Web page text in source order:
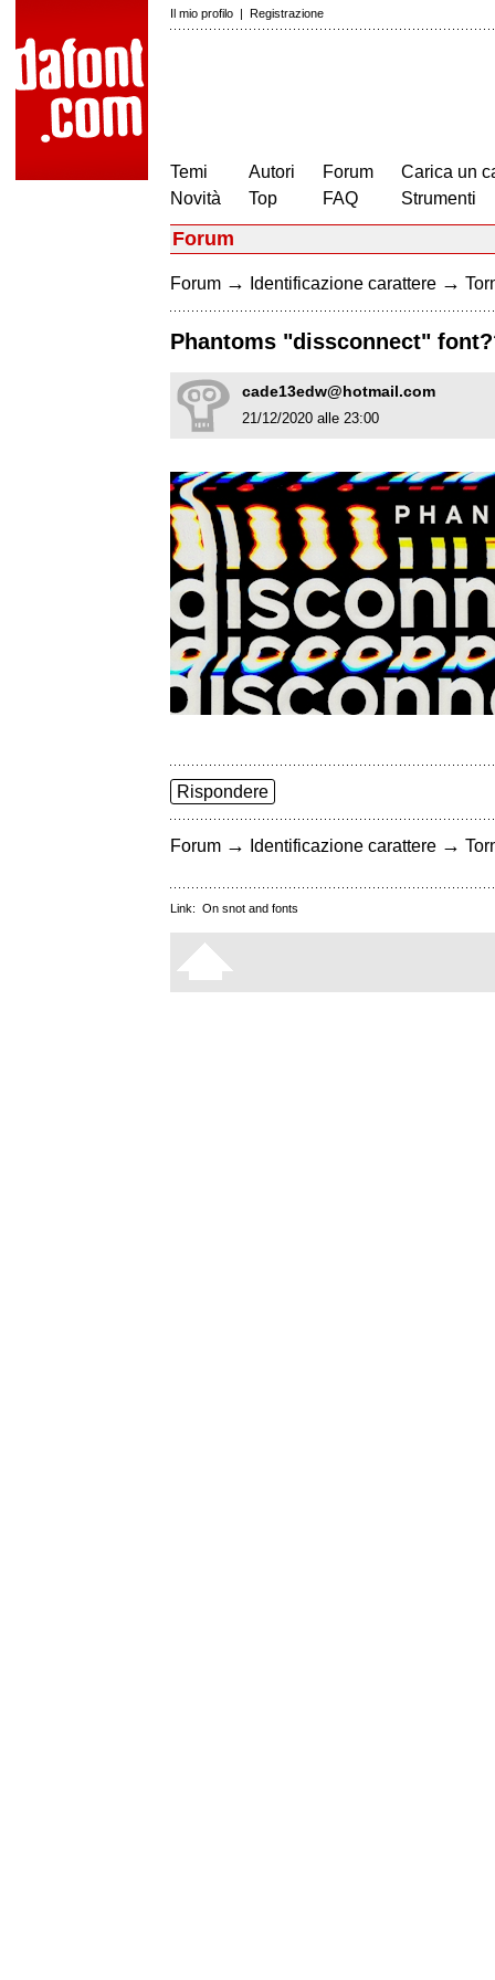
Il mio profilo | Registrazione
Temi
Novità
Autori
Top
Forum
FAQ
Carica un
Strumenti
Forum
Forum → Identificazione carattere →
Phantoms "dissconnect"
cade13edw@hotmail.com
21/12/2020 alle 23:00
Rispondere
Forum → Identificazione carattere →
Link: On snot and fonts